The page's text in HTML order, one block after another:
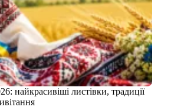
найкрасивіші листівки, традиції